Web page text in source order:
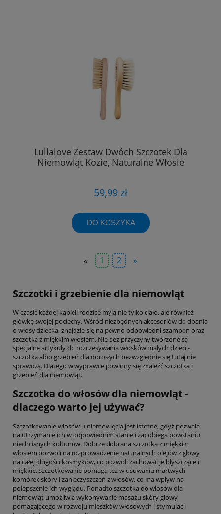
Lullalove Zestaw Dwóch Szczotek Dla
Niemowląt Kozie, Naturalne Włosie
59,99 zł
DO KOSZYKA
« 1 2 »
Szczotki i grzebienie dla niemowląt
W czasie każdej kąpieli rodzice myją nie tylko ciało, ale również
główkę swojej pociechy. Wśród niezbędnych akcesoriów do dbania
o włosy dziecka, znajdzie się na pewno odpowiedni szampon oraz
szczotka z miękkim włosiem. Nie bez przyczyny tworzone są
specjalne artykuły do rozczesywania włosków małych dzieci -
szczotka albo grzebień dla dorosłych bezwzględnie się tutaj nie
sprawdzą. Dlatego w wyprawce powinny się znaleźć szczotka i
grzebień dla niemowląt.
Szczotka do włosów dla niemowląt -
dlaczego warto jej używać?
Szczotkowanie włosów u niemowlęcia jest istotne, gdyż pozwala
na utrzymanie ich w odpowiednim stanie i zapobiega powstaniu
niechcianych kołtunów. Dobrze dobrana szczotka z miękkim
włosiem pozwoli na rozprowadzenie naturalnych olejów z głowy
na całej długości kosmyków, co pozwoli zachować je błyszczące i
miękkie. Szczotkowanie pomaga też w usuwaniu martwych
komórek skóry i zanieczyszczeń z włosów, co ma wpływ na
polepszenie ich wyglądu. Ponadto szczotka do włosów dla
niemowląt umożliwia wykonywanie masażu skóry głowy
pomagającego w rozwoju mieszków włosowych i stymulacji